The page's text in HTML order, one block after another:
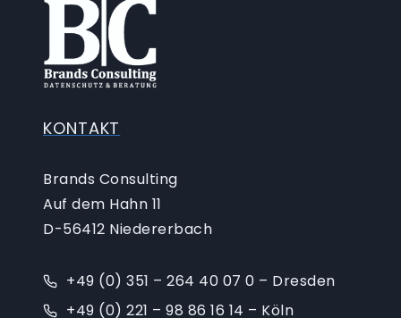
KONTAKT
Brands Consulting
Auf dem Hahn 11
D-56412 Niedererbach
+49 (0) 351 – 264 40 07 0 – Dresden
+49 (0) 221 – 98 86 16 14 – Köln